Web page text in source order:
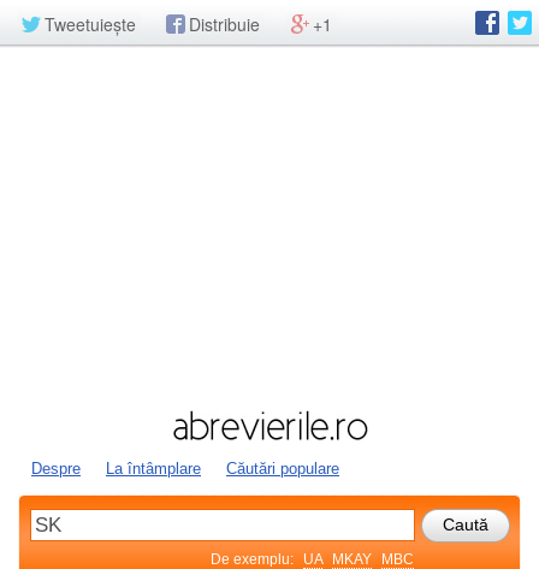
Tweetuiește Distribuie +1
Despre La întâmplare Căutări populare
De exemplu: UA MKAY MBC